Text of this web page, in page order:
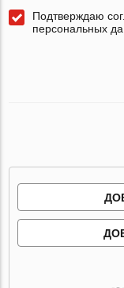
Подтверждаю
персональных